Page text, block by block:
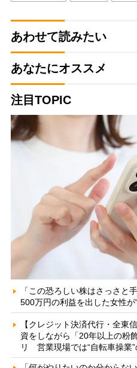
あわせて読みたい
あなたにオススメ
注目TOPIC
「この恐ろしい株はさっさ
500万円の利益を出した女性が
【クレジット決済代行・全東
資をしながら「20年以上の粉
リ 営業現場では“自転車操業